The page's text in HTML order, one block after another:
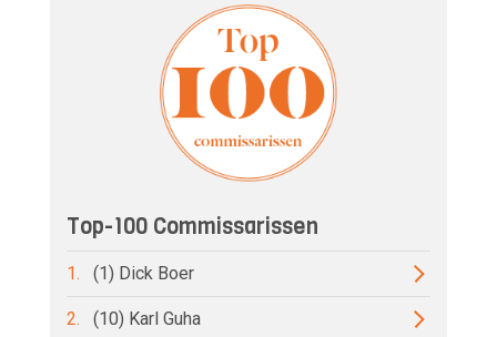
Top-100 Commissarissen
1. (1) Dick Boer
2. (10) Karl Guha